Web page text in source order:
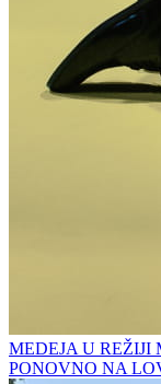
MEDEJA U REŽIJI
PONOVNO NA